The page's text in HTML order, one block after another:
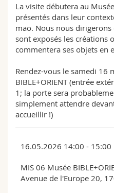
La visite débutera au
présentés dans leur
mao. Nous nous
sont exposés les créations
commentera ses objets en
Rendez-vous le samedi 16
BIBLE+ORIENT (entrée
1; la porte sera
simplement attendre
accueillir !)
16.05.2026 14:00 - 15:00
MIS 06 Musée
Avenue de l'Europe 20,